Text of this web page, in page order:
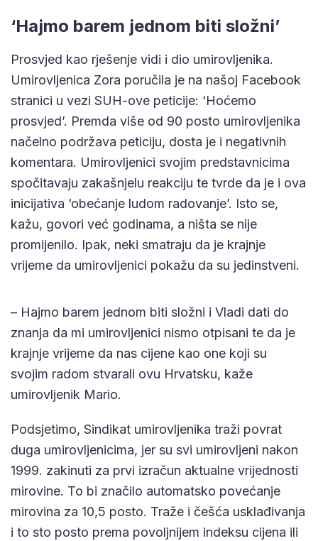
‘Hajmo barem jednom biti složni’
Prosvjed kao rješenje vidi i dio umirovljenika.
Umirovljenica Zora poručila je na našoj Facebook
stranici u vezi SUH-ove peticije: ‘Hoćemo
prosvjed’. Premda više od 90 posto umirovljenika
načelno podržava peticiju, dosta je i negativnih
komentara. Umirovljenici svojim predstavnicima
spočitavaju zakašnjelu reakciju te tvrde da je i ova
inicijativa ‘obećanje ludom radovanje’. Isto se,
kažu, govori već godinama, a ništa se nije
promijenilo. Ipak, neki smatraju da je krajnje
vrijeme da umirovljenici pokažu da su jedinstveni.
– Hajmo barem jednom biti složni i Vladi dati do
znanja da mi umirovljenici nismo otpisani te da je
krajnje vrijeme da nas cijene kao one koji su
svojim radom stvarali ovu Hrvatsku, kaže
umirovljenik Mario.
Podsjetimo, Sindikat umirovljenika traži povrat
duga umirovljenicima, jer su svi umirovljeni nakon
1999. zakinuti za prvi izračun aktualne vrijednosti
mirovine. To bi značilo automatsko povećanje
mirovina za 10,5 posto. Traže i češća usklađivanja
i to sto posto prema povoljnijem indeksu cijena ili